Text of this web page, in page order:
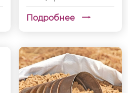
тонкопленочного
производстве
активных
фармацевтических
субстанций
Подробнее 